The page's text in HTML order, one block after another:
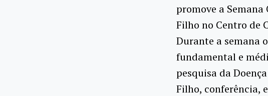
promove a
Filho no Centro de
Durante a semana
fundamental e
pesquisa da
Filho, conferência,